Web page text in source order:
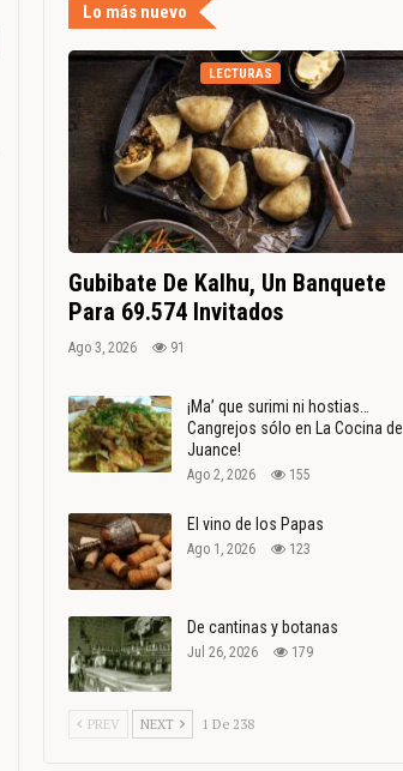
Lo más nuevo
LECTURAS
Gubibate De Kalhu, Un Banquete
Para 69.574 Invitados
Ago 3, 2026 91
¡Ma’ que surimi ni hostias…
Cangrejos sólo en La Cocina de
Juance!
Ago 2, 2026 155
El vino de los Papas
Ago 1, 2026 123
De cantinas y botanas
Jul 26, 2026 179
PREV NEXT 1 De 238